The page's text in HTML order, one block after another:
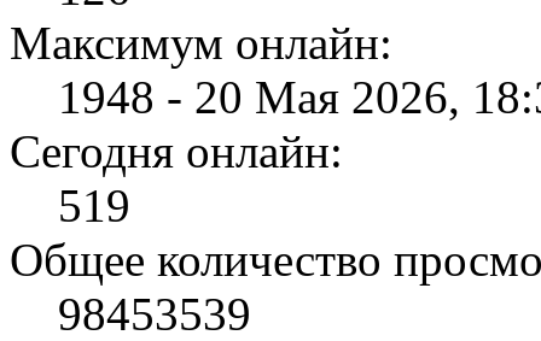
Максимум онлайн:
1948 - 20 Мая 2026,
Сегодня онлайн:
519
Общее количество
98453539